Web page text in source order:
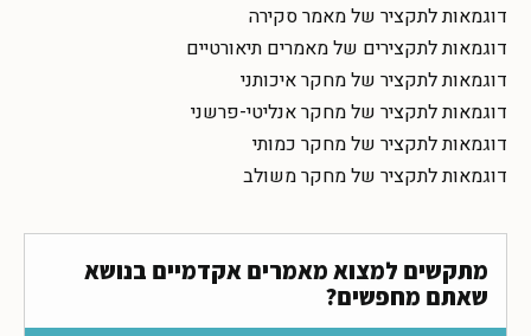
דוגמאות לתקציר של מאמר סקירה
דוגמאות לתקצירים של מאמרים תיאורטיים
דוגמאות לתקציר של מחקר איכותני
דוגמאות לתקציר של מחקר אנליטי-פרשני
דוגמאות לתקציר של מחקר כמותי
דוגמאות לתקציר של מחקר משולב
מתקשים למצוא מאמרים אקדמיים בנושא
שאתם מחפשים?